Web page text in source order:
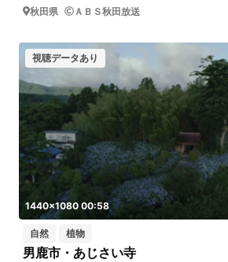
秋田県 ＡＢＳ秋田放送
視聴データあり
1440x1080 00:58
自然 植物
男鹿市・あじさい寺